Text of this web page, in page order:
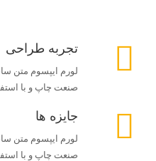
تجربه طراحی
لورم ایپسوم متن
صنعت چاپ و با
جایزه ها
لورم ایپسوم متن
صنعت چاپ و با